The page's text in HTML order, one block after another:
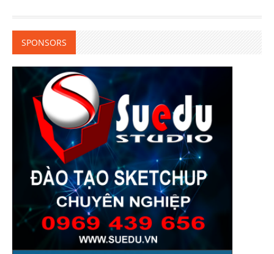
SPONSORS